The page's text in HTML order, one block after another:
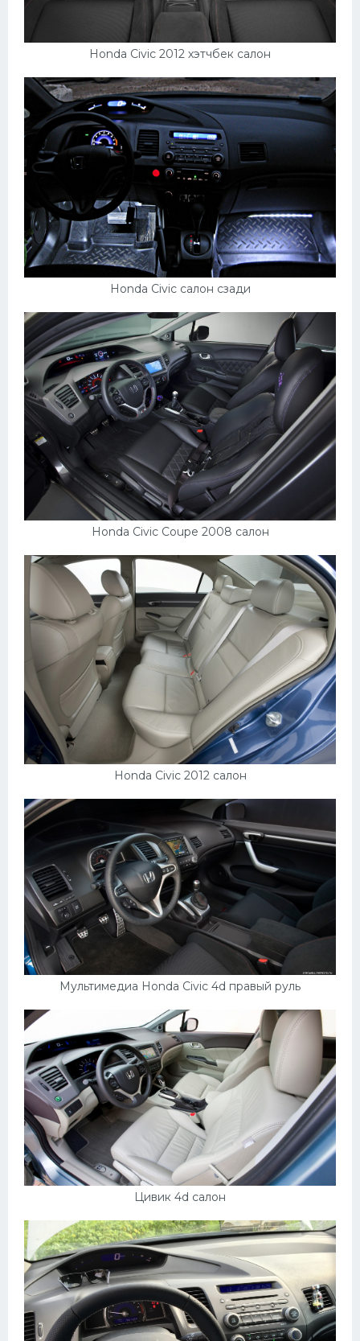
Honda Civic 2012 хэтчбек салон
Honda Civic салон сзади
Honda Civic Coupe 2008 салон
Honda Civic 2012 салон
Мультимедиа Honda Civic 4d правый руль
Цивик 4d салон